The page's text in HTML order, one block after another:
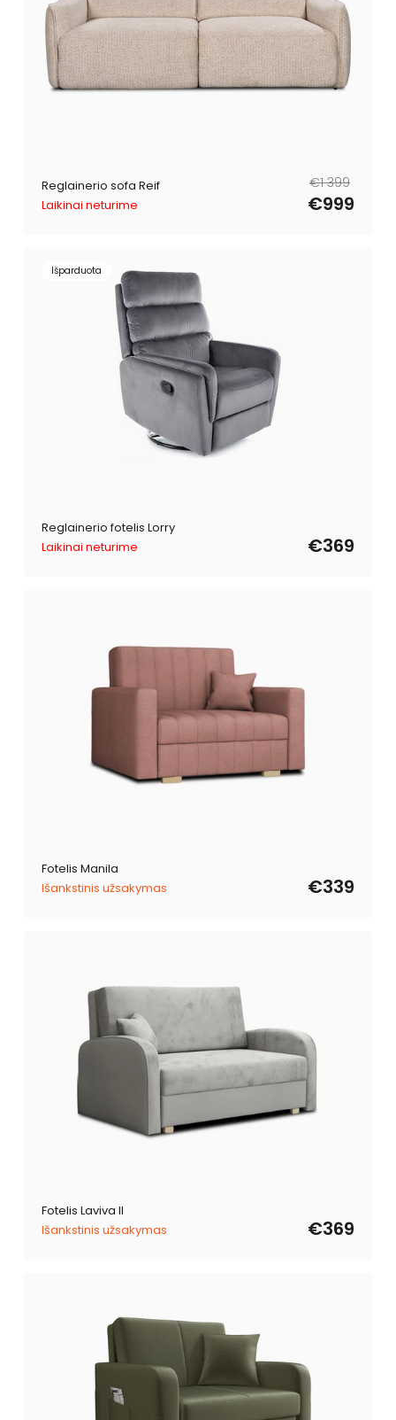
Reglainerio sofa Reif
Laikinai neturime
Reguliari
kaina
€1 399
Išpardavimo
kaina€999
Išparduota
Reglainerio fotelis Lorry
Laikinai neturime
€369
Fotelis Manila
Išankstinis užsakymas
€339
Fotelis Laviva II
Išankstinis užsakymas
€369